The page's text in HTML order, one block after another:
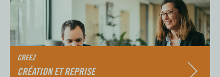
CREEZ
CRÉATION ET REPRISE